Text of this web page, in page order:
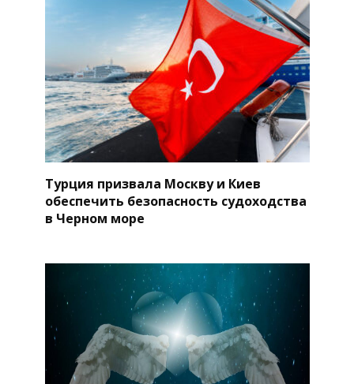
Турция призвала Москву и Киев
обеспечить безопасность судоходства
в Черном море